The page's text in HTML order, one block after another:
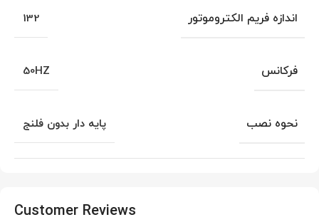
اندازه فریم الکتروموتور 132
فرکانس 50HZ
نحوه نصب پایه دار بدون فلنج
Customer Reviews